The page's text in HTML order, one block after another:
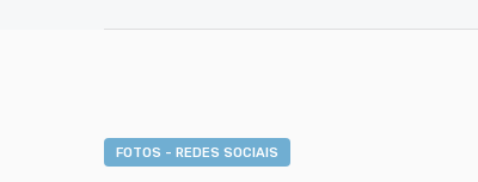
FOTOS - REDES SOCIAIS